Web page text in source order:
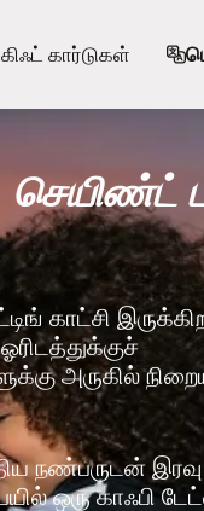
கிஃட் கார்டுகள்
காட்சி
அருகில்
நண்பருடன் இரவு
ஒரு காஃபி